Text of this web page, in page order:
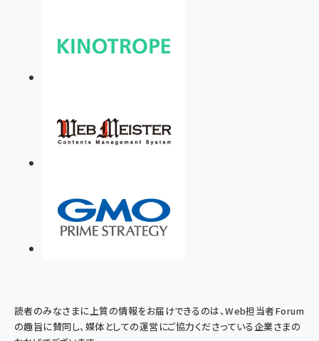
読者のみなさまに上質の情報をお届けできるのは、Web担当者Forum
の趣旨に賛同し、媒体としての運営にご協力くださっている企業さまの